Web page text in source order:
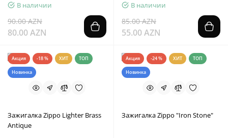
В наличии
90.00 AZN
80.00 AZN
В наличии
85.00 AZN
55.00 AZN
Акция -18 % ХИТ ТОП
Новинка
Зажигалка Zippo Lighter Brass
Antique
Акция -24 % ХИТ ТОП
Новинка
Зажигалка Zippo "Iron Stone"